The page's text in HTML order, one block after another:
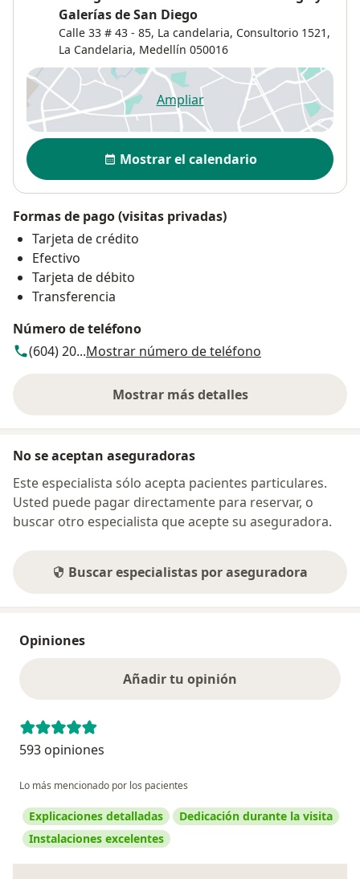
Galerías de San Diego
Calle 33 # 43 - 85, La candelaria, Consultorio 1521,
La Candelaria, Medellín 050016
Ampliarse abre en una nueva
Disponibilidad
Mostrar el calendario
Formas de pago (visitas privadas)
Tarjeta de crédito
Efectivo
Tarjeta de débito
Transferencia
Número de teléfono
(604) 20...Mostrar número de teléfono
Mostrar más detalles
sobre la dirección
No se aceptan aseguradoras
Este especialista sólo acepta pacientes particulares.
Usted puede pagar directamente para reservar, o
buscar otro especialista que acepte su aseguradora.
Buscar especialistas por aseguradora
Opiniones
Añadir tu opinión
593 opiniones
Lo más mencionado por los pacientes
Explicaciones detalladas
Dedicación durante la visita
Instalaciones excelentes